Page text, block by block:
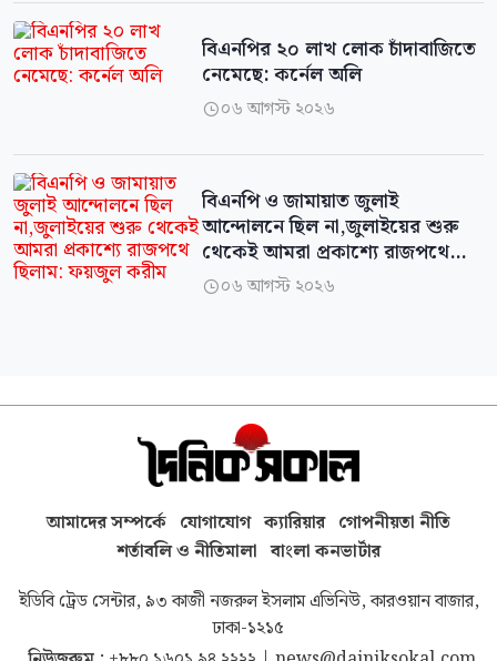
বিএনপির ২০ লাখ লোক চাঁদাবাজিতে
নেমেছে: কর্নেল অলি
০৬ আগস্ট ২০২৬
বিএনপি ও জামায়াত জুলাই
আন্দোলনে ছিল না,জুলাইয়ের শুরু
থেকেই আমরা প্রকাশ্যে রাজপথে
ছিলাম: ফয়জুল করীম
০৬ আগস্ট ২০২৬
আমাদের সম্পর্কে যোগাযোগ ক্যারিয়ার গোপনীয়তা নীতি
শর্তাবলি ও নীতিমালা বাংলা কনভার্টার
ইডিবি ট্রেড সেন্টার, ৯৩ কাজী নজরুল ইসলাম এভিনিউ, কারওয়ান বাজার,
ঢাকা-১২১৫